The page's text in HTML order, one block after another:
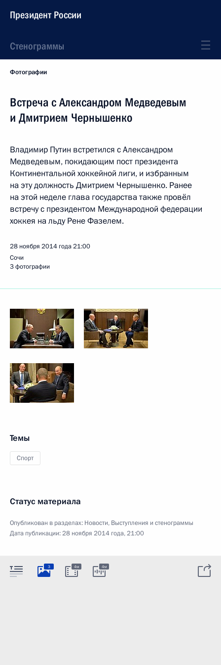
Президент России
Стенограммы
Фотографии
Встреча с Александром Медведевым
и Дмитрием Чернышенко
Владимир Путин встретился с Александром
Медведевым, покидающим пост президента
Континентальной хоккейной лиги, и избранным
на эту должность Дмитрием Чернышенко. Ранее
на этой неделе глава государства также провёл
встречу с президентом Международной федерации
хоккея на льду Рене Фазелем.
28 ноября 2014 года21:00
Сочи
3 фотографии
Темы
Спорт
Статус материала
Опубликован в разделах: Новости, Выступления и стенограммы
Дата публикации:28 ноября 2014 года, 21:00
3 4м 4м